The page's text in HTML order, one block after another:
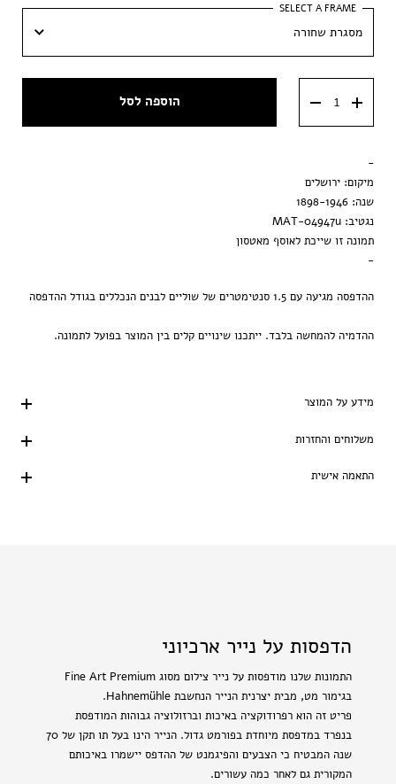
30x42 ס״מ
מסגרת שחורה
מסגרת וונגה
הדפסה בלבד
הוספה לסל
-
מיקום: ירושלים
שנה: 1898-1946
נגטיב: MAT-04947u
תמונה זו שייכת לאוסף מאטסון
-
ההדפסה מגיעה עם 1.5 סנטימטרים של שוליים לבנים הנכללים בגודל ההדפסה
ההדמיה להמחשה בלבד. ייתכנו שינויים קלים בין המוצר בפועל לתמונה.
מידע על המוצר
משלוחים והחזרות
התאמה אישית
הדפסות על נייר ארכיוני
התמונות שלנו מודפסות על נייר צילום מסוג Fine Art Premium
בגימור מט, מבית יצרנית הנייר הנחשבת Hahnemühle.
פריט זה הוא רפרודוקציה באיכות וברזולוציה גבוהות המודפסת
בנפרד במדפסת מיוחדת בפורמט גדול. הנייר הינו בעל תו תקן של 70
שנה המבטיח כי הצבעים והפיגמנט של ההדפס יישמרו באיכותם
המקורית גם לאחר כמה עשורים.